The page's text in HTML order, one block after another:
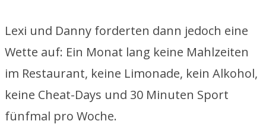
Lexi und Danny forderten dann jedoch eine
Wette auf: Ein Monat lang keine Mahlzeiten
im Restaurant, keine Limonade, kein Alkohol,
keine Cheat-Days und 30 Minuten Sport
fünfmal pro Woche.